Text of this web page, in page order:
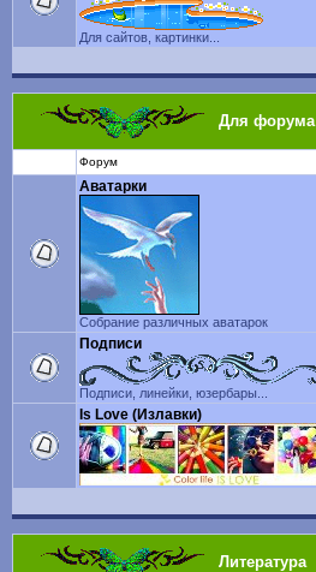
Для сайтов, картинки...
Для форума
Форум
Аватарки
Собрание различных аватарок
Подписи
Подписи, линейки, юзербары...
Is Love (Излавки)
Литература